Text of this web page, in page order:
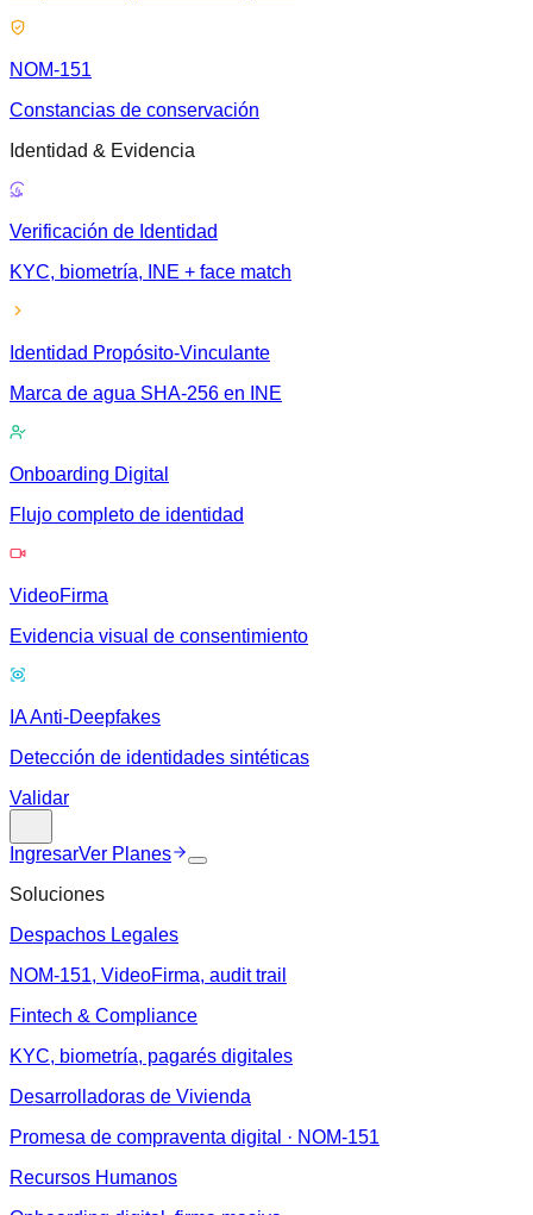
NOM-151
Constancias de conservación
Identidad & Evidencia
Verificación de Identidad
KYC, biometría, INE + face match
Identidad Propósito-Vinculante
Marca de agua SHA-256 en INE
Onboarding Digital
Flujo completo de identidad
VideoFirma
Evidencia visual de consentimiento
IA Anti-Deepfakes
Detección de identidades sintéticas
Validar
IngresarVer Planes
Soluciones
Despachos Legales
NOM-151, VideoFirma, audit trail
Fintech & Compliance
KYC, biometría, pagarés digitales
Desarrolladoras de Vivienda
Promesa de compraventa digital · NOM-151
Recursos Humanos